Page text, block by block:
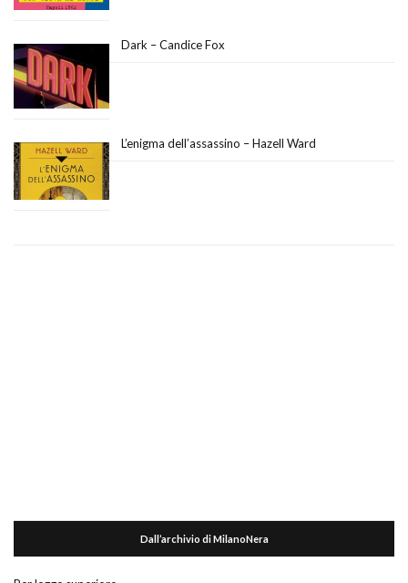
Dark – Candice Fox
L’enigma dell’assassino – Hazell Ward
Dall’archivio di MilanoNera